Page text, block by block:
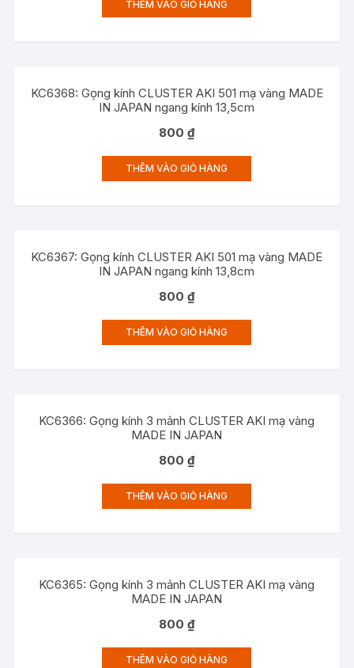
THÊM VÀO GIỎ HÀNG
KC6368: Gọng kính CLUSTER AKI 501 mạ vàng MADE
IN JAPAN ngang kính 13,5cm
800₫
THÊM VÀO GIỎ HÀNG
KC6367: Gọng kính CLUSTER AKI 501 mạ vàng MADE
IN JAPAN ngang kính 13,8cm
800₫
THÊM VÀO GIỎ HÀNG
KC6366: Gọng kính 3 mảnh CLUSTER AKI mạ vàng
MADE IN JAPAN
800₫
THÊM VÀO GIỎ HÀNG
KC6365: Gọng kính 3 mảnh CLUSTER AKI mạ vàng
MADE IN JAPAN
800₫
THÊM VÀO GIỎ HÀNG